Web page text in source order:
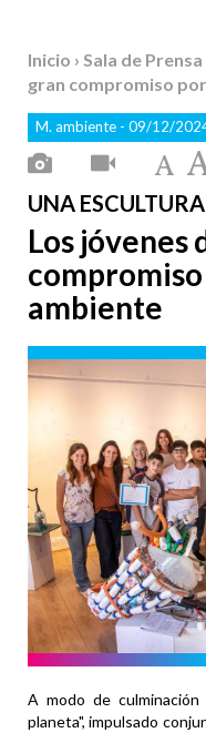
Inicio › Sala de Prensa
gran compromiso
M. ambiente - 09/12/
UNA
Los jóvenes
ambiente
A modo de
planeta", impulsado